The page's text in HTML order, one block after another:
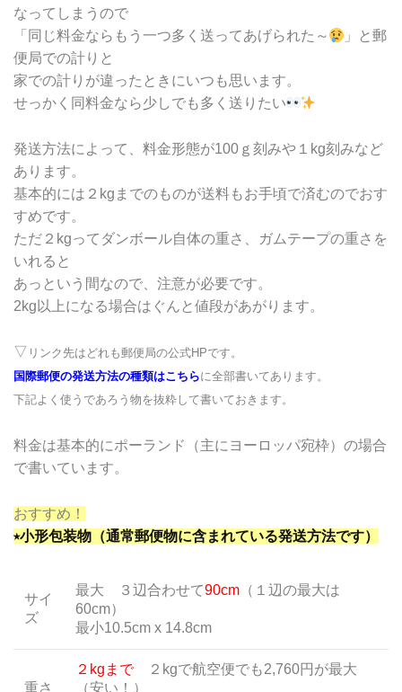
なってしまうので
「同じ料金ならもう一つ多く送ってあげられた～
」と郵
便局での計りと
家での計りが違ったときにいつも思います。
せっかく同料金なら少しでも多く送りたい
発送方法によって、料金形態が100ｇ刻みや１kg刻みなど
あります。
基本的には２kgまでのものが送料もお手頃で済むのでおす
すめです。
ただ２kgってダンボール自体の重さ、ガムテープの重さを
いれると
あっという間なので、注意が必要です。
2kg以上になる場合はぐんと値段があがります。
▽ リンク先はどれも郵便局の公式HPです。
国際郵便の発送方法の種類はこちらに全部書いてあります。
下記よく使うであろう物を抜粋して書いておきます。
料金は基本的にポーランド（主にヨーロッパ宛枠）の場合
で書いています。
おすすめ！
⭑小形包装物（通常郵便物に含まれている発送方法です）
サイ
ズ
最大 ３辺合わせて90cm （１辺の最大は
60cm）
最小10.5cm x 14.8cm
重さ
２kgまで２kgで航空便でも2,760円が最大
（安い！）